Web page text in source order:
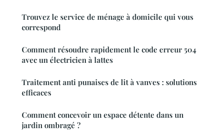
Trouvez le service de ménage à domicile qui vous
correspond
Comment résoudre rapidement le code erreur 504
avec un électricien à lattes
Traitement anti punaises de lit à vanves : solutions
efficaces
Comment concevoir un espace détente dans un
jardin ombragé ?